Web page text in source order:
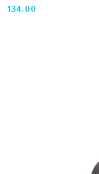
Cena:
134.00